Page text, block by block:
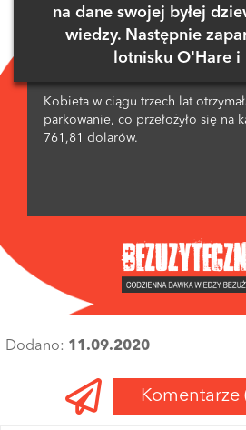
na dane swojej byłej
wiedzy. Następnie
lotnisku O'Hare i
Kobieta w ciągu trzech lat
parkowanie, co przełożyło się na
761,81 dolarów.
Dodano: 11.09.2020
Komentarze